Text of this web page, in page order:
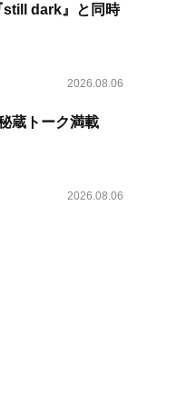
still dark』と同時
2026.08.06
蔵トーク満載
2026.08.06